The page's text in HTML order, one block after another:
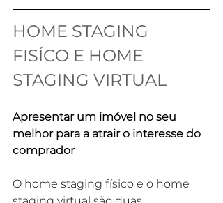
HOME STAGING
FISÍCO E HOME
STAGING VIRTUAL
Apresentar um imóvel no seu
melhor para a atrair o interesse do
comprador
O home staging físico e o home